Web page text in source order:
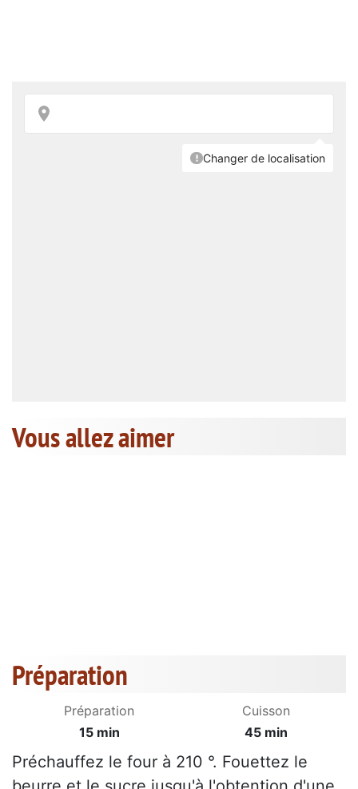
Vous allez aimer
Préparation
Préparation
15 min
Cuisson
45 min
Préchauffez le four à 210 °. Fouettez le